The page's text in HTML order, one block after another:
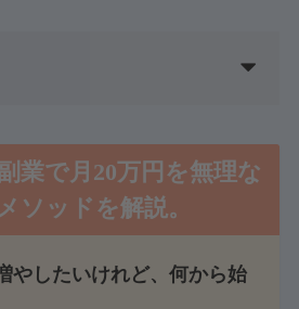
業で月20万円を無理な
ソッド を解説。
やしたいけれど、何から始